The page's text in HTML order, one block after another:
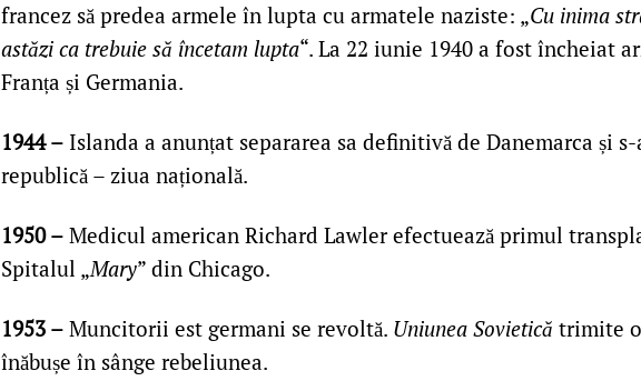
francez să predea armele în lupta cu armatele naziste: „Cu inima
astăzi ca trebuie să încetam lupta“. La 22 iunie 1940 a fost încheiat
Franța și Germania.
1944 – Islanda a anunțat separarea sa definitivă de Danemarca și
republică – ziua națională.
1950 – Medicul american Richard Lawler efectuează primul
Spitalul „Mary” din Chicago.
1953 – Muncitorii est germani se revoltă. Uniunea Sovietică trimite
înăbușe în sânge rebeliunea.